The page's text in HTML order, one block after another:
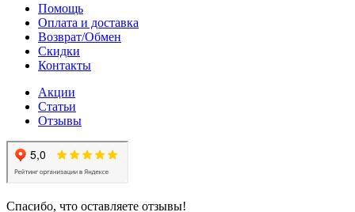
Помощь
Оплата и доставка
Возврат/Обмен
Скидки
Контакты
Акции
Статьи
Отзывы
Спасибо, что оставляете отзывы!